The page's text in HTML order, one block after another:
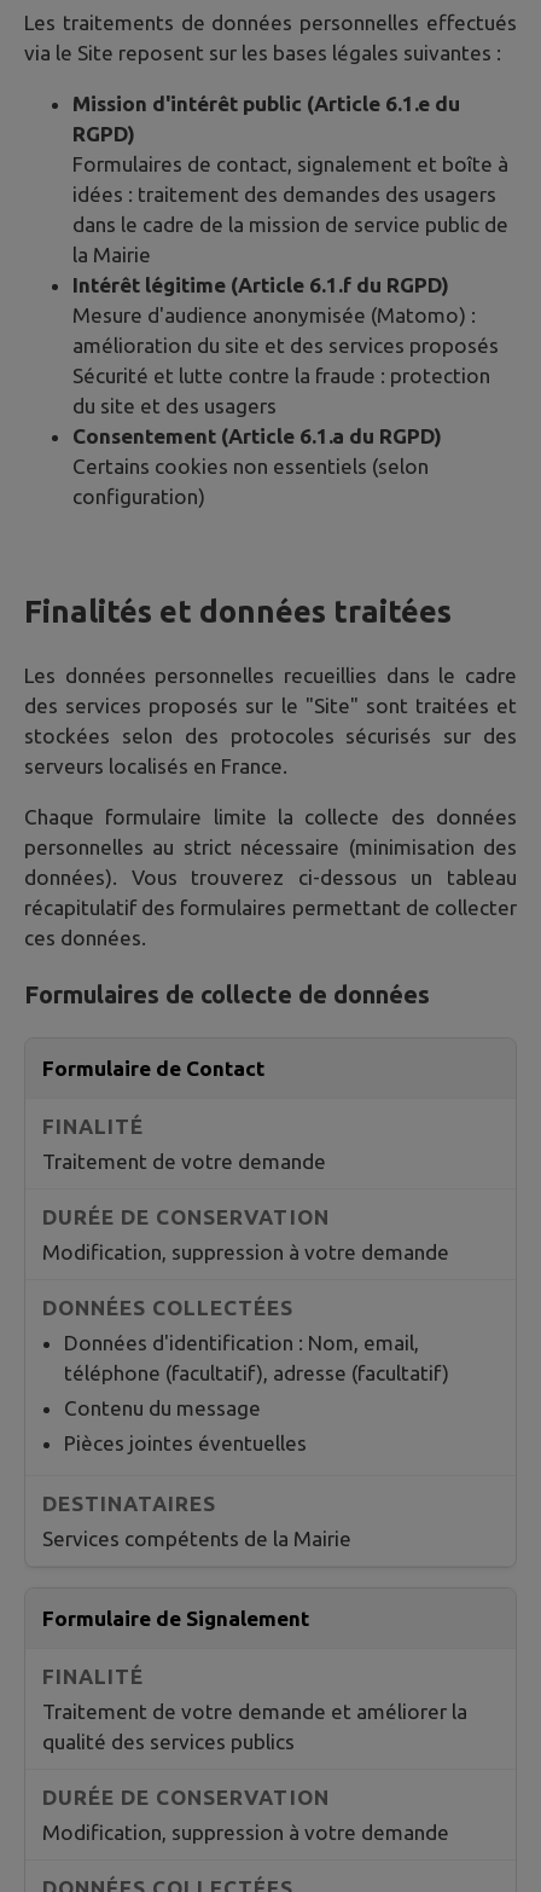
Les traitements de données personnelles effectués
via le Site reposent sur les bases légales suivantes :
Mission d'intérêt public (Article 6.1.e du
RGPD)
Formulaires de contact, signalement et boîte à
idées : traitement des demandes des usagers
dans le cadre de la mission de service public de
la Mairie
Intérêt légitime (Article 6.1.f du RGPD)
Mesure d'audience anonymisée (Matomo) :
amélioration du site et des services proposés
Sécurité et lutte contre la fraude : protection
du site et des usagers
Consentement (Article 6.1.a du RGPD)
Certains cookies non essentiels (selon
configuration)
Finalités et données traitées
Les données personnelles recueillies dans le cadre
des services proposés sur le "Site" sont traitées et
stockées selon des protocoles sécurisés sur des
serveurs localisés en France.
Chaque formulaire limite la collecte des données
personnelles au strict nécessaire (minimisation des
données). Vous trouverez ci-dessous un tableau
récapitulatif des formulaires permettant de collecter
ces données.
Formulaires de collecte de données
Formulaire de Contact
Traitement de votre demande
Modification, suppression à votre demande
Données d'identification : Nom, email,
téléphone (facultatif), adresse (facultatif)
Contenu du message
Pièces jointes éventuelles
Services compétents de la Mairie
Formulaire de Signalement
Traitement de votre demande et améliorer la
qualité des services publics
Modification, suppression à votre demande